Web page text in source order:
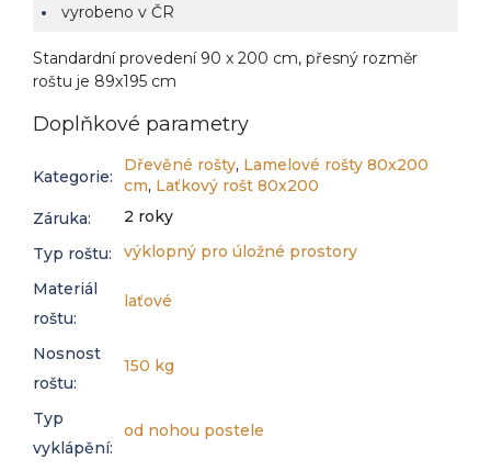
vyrobeno v ČR
Standardní provedení 90 x 200 cm, přesný rozměr
roštu je 89x195 cm
Doplňkové parametry
Kategorie:
Dřevěné rošty, Lamelové rošty 80x200
cm, Laťkový rošt 80x200
Záruka:
2 roky
Typ roštu:
výklopný pro úložné prostory
Materiál
roštu:
laťové
Nosnost
roštu:
150 kg
Typ
vyklápění:
od nohou postele